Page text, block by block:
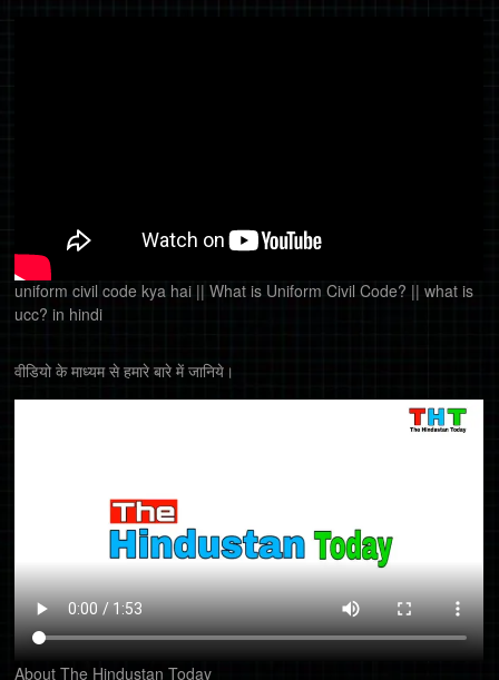
uniform civil code kya hai || What is Uniform Civil Code? || what is
ucc? in hindi
वीडियो के माध्यम से हमारे बारे में जानिये।
About The Hindustan Today